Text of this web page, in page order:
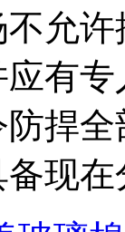
允
有
捍
现